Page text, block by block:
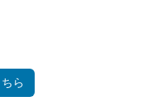
ら